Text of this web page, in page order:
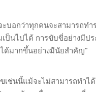
ะบอกว่าทุกคนจะสามารถท
เป็นไปได้ การขับขี่อย่างมีป
ได้มากขึ้นอย่างมีนัยสำคัญ”
ขเช่นนี้แม้จะไม่สามารถทำ